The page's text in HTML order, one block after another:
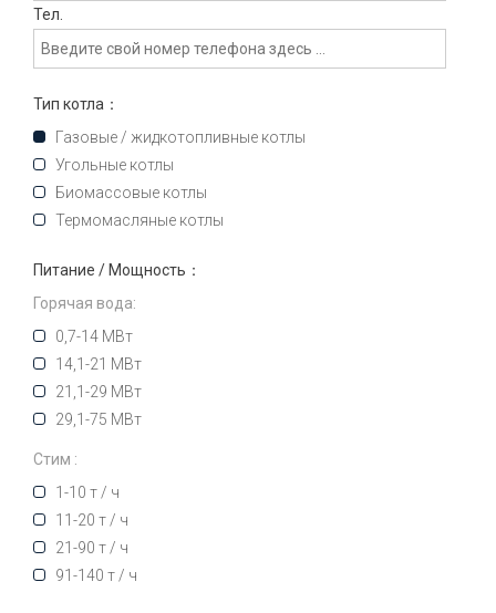
Тел.
Тип котла：
Газовые / жидкотопливные котлы
Угольные котлы
Биомассовые котлы
Термомасляные котлы
Питание / Мощность：
Горячая вода:
0,7-14 МВт
14,1-21 МВт
21,1-29 МВт
29,1-75 МВт
Стим :
1-10 т / ч
11-20 т / ч
21-90 т / ч
91-140 т / ч